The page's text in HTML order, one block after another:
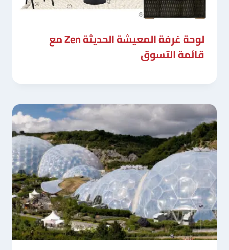
لوحة غرفة المعيشة الحديثة Zen مع
قائمة التسوق